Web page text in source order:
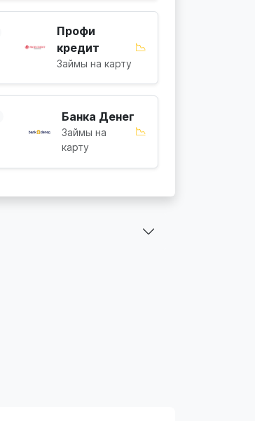
Профи
кредит
Займы на карту
📉
Банка Денег
Займы на
карту
📉